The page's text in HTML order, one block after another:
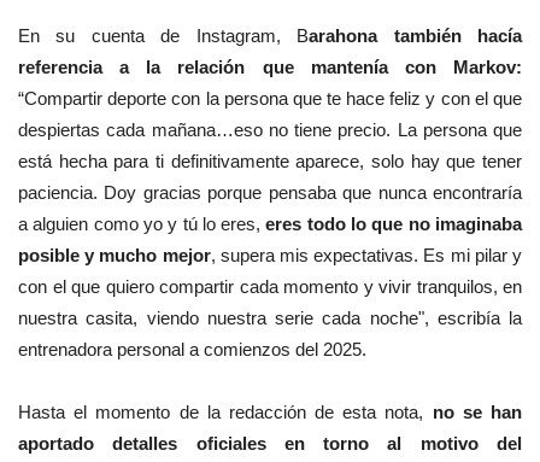
En su cuenta de Instagram, Barahona también hacía
referencia a la relación que mantenía con Markov:
“Compartir deporte con la persona que te hace feliz y con el que
despiertas cada mañana…eso no tiene precio. La persona que
está hecha para ti definitivamente aparece, solo hay que tener
paciencia. Doy gracias porque pensaba que nunca encontraría
a alguien como yo y tú lo eres, eres todo lo que no imaginaba
posible y mucho mejor, supera mis expectativas. Es mi pilar y
con el que quiero compartir cada momento y vivir tranquilos, en
nuestra casita, viendo nuestra serie cada noche", escribía la
entrenadora personal a comienzos del 2025.
Hasta el momento de la redacción de esta nota, no se han
aportado detalles oficiales en torno al motivo del